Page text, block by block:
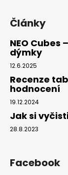
Články
NEO Cubes
dýmky
12.6.2025
Recenze
hodnocení
19.12.2024
Jak si
28.8.2023
Facebook